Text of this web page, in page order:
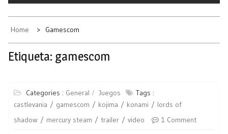
Home Gamescom
Etiqueta: gamescom
Categories : General Juegos
Tags :
castlevania
gamescom kojima konami
lords of
shadow
mercury steam trailer video 1 Comment